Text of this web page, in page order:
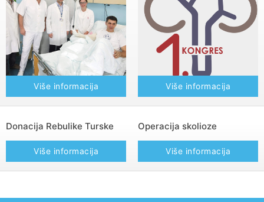
Više informacija Više informacija
Donacija Rebulike Turske
Više informacija
Operacija skolioze
Više informacija